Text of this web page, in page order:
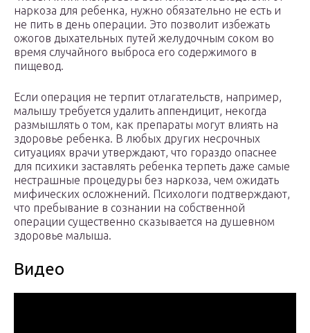
наркоза для ребенка, нужно обязательно не есть и
не пить в день операции. Это позволит избежать
ожогов дыхательных путей желудочным соком во
время случайного выброса его содержимого в
пищевод.
Если операция не терпит отлагательств, например,
малышу требуется удалить аппендицит, некогда
размышлять о том, как препараты могут влиять на
здоровье ребенка. В любых других несрочных
ситуациях врачи утверждают, что гораздо опаснее
для психики заставлять ребенка терпеть даже самые
нестрашные процедуры без наркоза, чем ожидать
мифических осложнений. Психологи подтверждают,
что пребывание в сознании на собственной
операции существенно сказывается на душевном
здоровье малыша.
Видео